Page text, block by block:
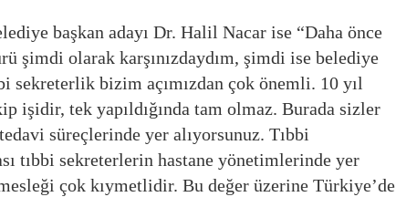
başkan adayı Dr. Halil Nacar ise “Daha önce
şimdi olarak karşınızdaydım, şimdi ise belediye
sekreterlik bizim açımızdan çok önemli. 10 yıl
işidir, tek yapıldığında tam olmaz. Burada sizler
süreçlerinde yer alıyorsunuz. Tıbbi
tıbbi sekreterlerin hastane yönetimlerinde yer
çok kıymetlidir. Bu değer üzerine Türkiye’de